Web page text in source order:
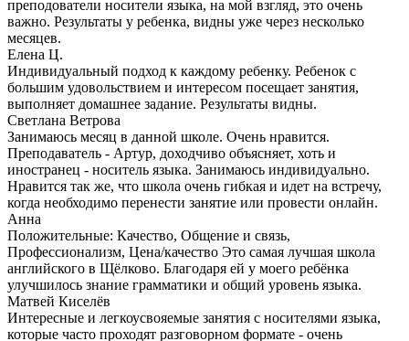
преподователи носители языка, на мой взгляд, это очень
важно. Результаты у ребенка, видны уже через несколько
месяцев.
Елена Ц.
Индивидуальный подход к каждому ребенку. Ребенок с
большим удовольствием и интересом посещает занятия,
выполняет домашнее задание. Результаты видны.
Светлана Ветрова
Занимаюсь месяц в данной школе. Очень нравится.
Преподаватель - Артур, доходчиво объясняет, хоть и
иностранец - носитель языка. Занимаюсь индивидуально.
Нравится так же, что школа очень гибкая и идет на встречу,
когда необходимо перенести занятие или провести онлайн.
Анна
Положительные: Качество, Общение и связь,
Профессионализм, Цена/качество Это самая лучшая школа
английского в Щёлково. Благодаря ей у моего ребёнка
улучшилось знание грамматики и общий уровень языка.
Матвей Киселёв
Интересные и легкоусвояемые занятия с носителями языка,
которые часто проходят разговорном формате - очень